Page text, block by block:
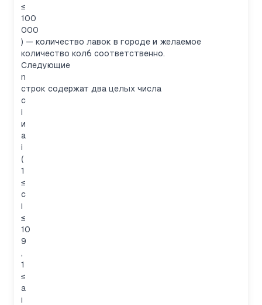
≤
100
000
) — количество лавок в городе и желаемое
количество колб соответственно.
Следующие
n
строк содержат два целых числа
c
i
и
a
i
(
1
≤
c
i
≤
10
9
,
1
≤
a
i